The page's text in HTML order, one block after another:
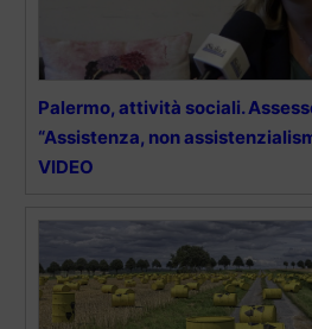
Palermo, attività sociali.
“Assistenza, non
VIDEO